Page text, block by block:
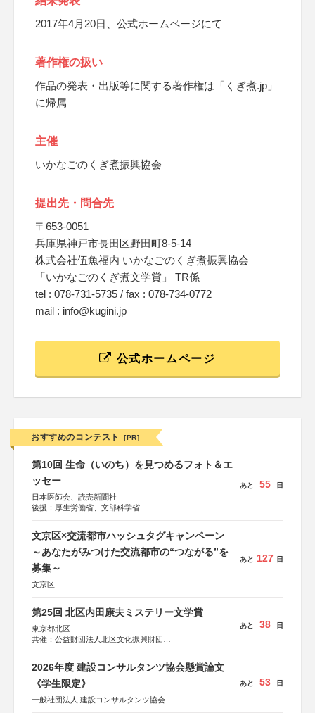
2017年4月20日、公式ホームページにて
著作権の扱い
作品の発表・出版等に関する著作権は「くぎ煮.jp」
に帰属
主催
いかなごのくぎ煮振興協会
提出先・問合先
〒653-0051
兵庫県神戸市長田区野田町8-5-14
株式会社伍魚福内 いかなごのくぎ煮振興協会
「いかなごのくぎ煮文学賞」 TR係
tel : 078-731-5735 / fax : 078-734-0772
mail : info@kugini.jp
公式ホームページ
おすすめのコンテスト [PR]
第10回 生命（いのち）を見つめるフォト＆エ
ッセー
日本医師会、読売新聞社
後援：厚生労働省、文部科学省
しん生命保険株式会社
あと 55 日
文京区×交流都市ハッシュタグキャンペーン
～あなたがみつけた交流都市の“つながる”を
募集～
文京区
あと 127 日
第25回 北区内田康夫ミステリー文学賞
東京都北区
共催：公益財団法人北区文化振興財団
協賛：株式会社実業之日本社
あと 38 日
2026年度 建設コンサルタンツ協会懸賞論文
《学生限定》
一般社団法人 建設コンサルタンツ協会
あと 53 日